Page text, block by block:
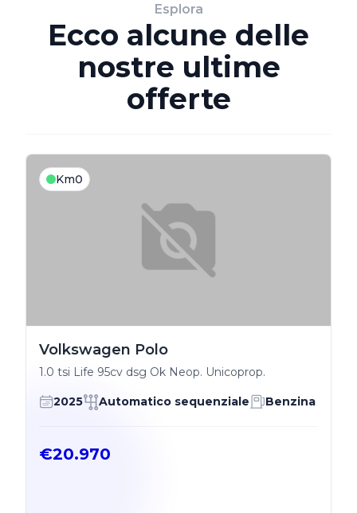
Esplora
Ecco alcune delle
nostre ultime
offerte
Km0
Volkswagen Polo
1.0 tsi Life 95cv dsg Ok Neop. Unicoprop.
2025 Automatico sequenziale Benzina
€20.970